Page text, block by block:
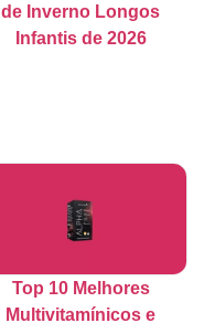
de Inverno Longos
Infantis de 2026
Top 10 Melhores
Multivitamínicos e